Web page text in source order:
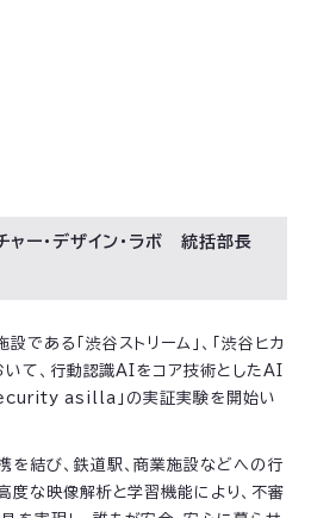
ャー・デザイン・ラボ 統括部長
である「渋谷ストリーム」、「渋谷ヒカ
おいて、行動認識AIをコア技術としたAI
asilla」の実証実験を開始い
を結び、鉄道駅、商業施設などへの行
度な映像解析と学習機能により、不審